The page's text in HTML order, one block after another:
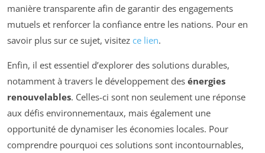
manière transparente afin de garantir des engagements
mutuels et renforcer la confiance entre les nations. Pour en
savoir plus sur ce sujet, visitez ce lien.
Enfin, il est essentiel d’explorer des solutions durables,
notamment à travers le développement des énergies
renouvelables. Celles-ci sont non seulement une réponse
aux défis environnementaux, mais également une
opportunité de dynamiser les économies locales. Pour
comprendre pourquoi ces solutions sont incontournables,